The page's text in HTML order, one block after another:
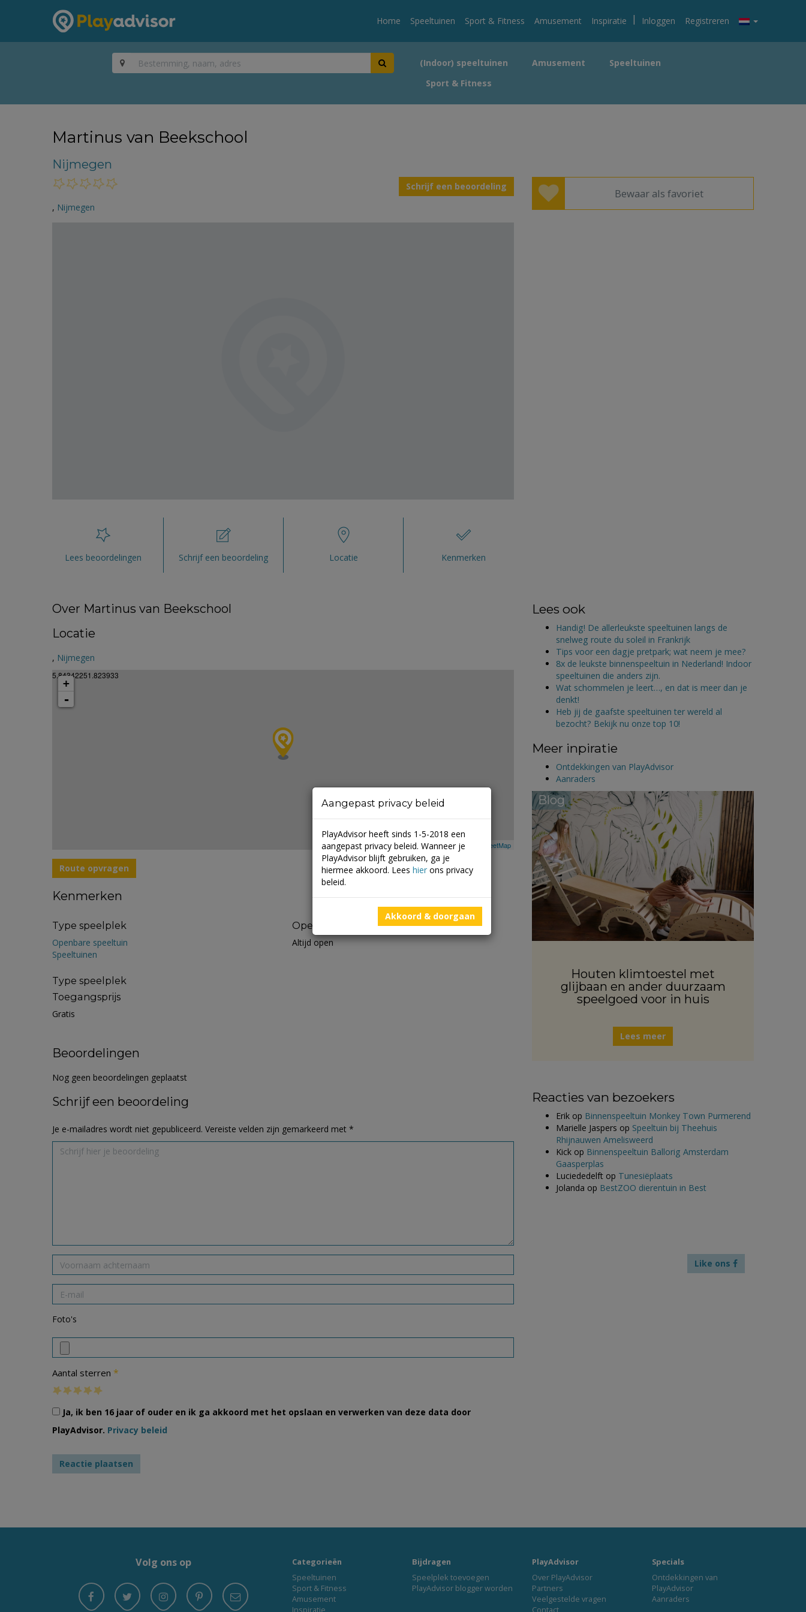
Home Speeltuinen Sport & Fitness Amusement Inspiratie | Inloggen Registreren
(Indoor) speeltuinen Amusement
Speeltuinen
Sport & Fitness
Martinus van Beekschool
Nijmegen
Schrijf een beoordeling
, Nijmegen
Bewaar als favoriet
Lees beoordelingen Schrijf een beoordeling Locatie Kenmerken
Over Martinus van Beekschool
Locatie
, Nijmegen
5.84342251.823933
+
-
Leaflet | ©Mapbox © OpenStreetMap
Route opvragen
Kenmerken
Type speelplek
Openbare speeltuin
Speeltuinen
Type speelplek
Toegangsprijs
Gratis
Openingstijden
Altijd open
Beoordelingen
Nog geen beoordelingen geplaatst
Schrijf een beoordeling
Je e-mailadres wordt niet gepubliceerd. Vereiste velden zijn gemarkeerd met *
Foto's
Aantal sterren *
Ja, ik ben 16 jaar of ouder en ik ga akkoord met het opslaan en verwerken van deze data door
PlayAdvisor. Privacy beleid
Lees ook
Handig! De allerleukste speeltuinen langs de
snelweg route du soleil in Frankrijk
Tips voor een dagje pretpark; wat neem je mee?
8x de leukste binnenspeeltuin in Nederland! Indoor
speeltuinen die anders zijn.
Wat schommelen je leert…, en dat is meer dan je
denkt!
Heb jij de gaafste speeltuinen ter wereld al
bezocht? Bekijk nu onze top 10!
Meer inpiratie
Ontdekkingen van PlayAdvisor
Aanraders
Blog
Houten klimtoestel met
glijbaan en ander duurzaam
speelgoed voor in huis
Lees meer
Reacties van bezoekers
Erik op Binnenspeeltuin Monkey Town Purmerend
Marielle Jaspers op Speeltuin bij Theehuis
Rhijnauwen Amelisweerd
Kick op Binnenspeeltuin Ballorig Amsterdam
Gaasperplas
Luciededelft op Tunesiëplaats
Jolanda op BestZOO dierentuin in Best
Like ons
Volg ons op
Categorieën
Speeltuinen
Sport & Fitness
Amusement
Inspiratie
Bijdragen
Speelplek toevoegen
PlayAdvisor blogger worden
PlayAdvisor
Over PlayAdvisor
Partners
Veelgestelde vragen
Contact
Specials
Ontdekkingen van
PlayAdvisor
Aanraders
Aangepast privacy beleid
PlayAdvisor heeft sinds 1-5-2018 een
aangepast privacy beleid. Wanneer je
PlayAdvisor blijft gebruiken, ga je
hiermee akkoord. Lees hier ons privacy
beleid.
Akkoord & doorgaan